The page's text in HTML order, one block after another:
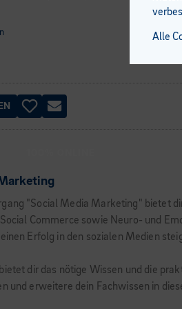
"Social Media Marketing" bietet
Commerce sowie Neuro- und
Erfolg in den sozialen Medien
dir das nötige Wissen und die
und erweitere dein Fachwissen in
Alle